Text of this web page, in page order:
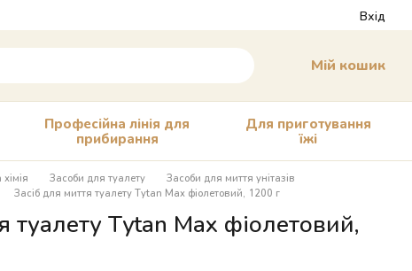
Вхід
Мій кошик
Професійна лінія для
прибирання
Для приготування
їжі
Засоби для туалету
Засоби для миття унітазів
Засіб для миття туалету Tytan Max фіолетовий, 1200 г
туалету Tytan Max фіолетовий,